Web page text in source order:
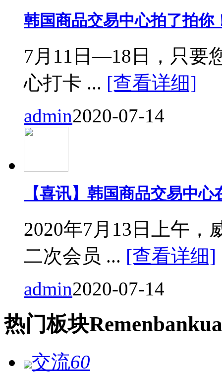
韩国商品交易中心拍了拍你
7月11日—18日，只要
心打卡 ... [查看详细]
admin2020-07-14
【喜讯】韩国商品交易中
2020年7月13日上午，
二次会员 ... [查看详细]
admin2020-07-14
热门板块Remen
交流60